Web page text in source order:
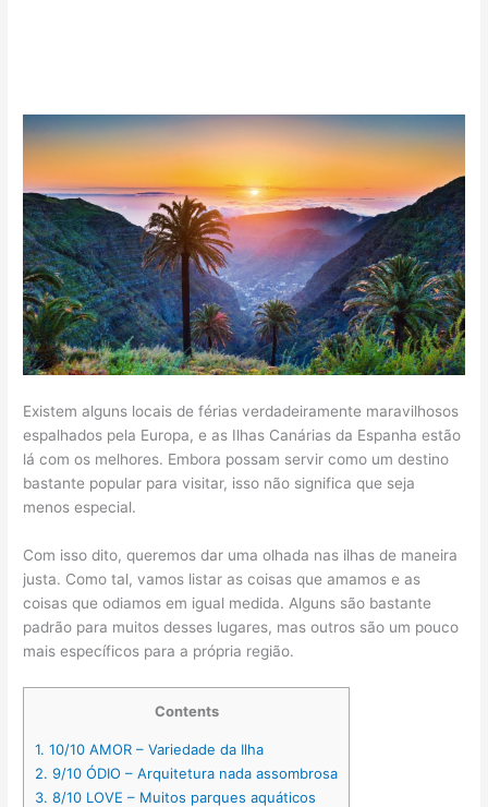
Existem alguns locais de férias verdadeiramente maravilhosos
espalhados pela Europa, e as Ilhas Canárias da Espanha estão
lá com os melhores. Embora possam servir como um destino
bastante popular para visitar, isso não significa que seja
menos especial.
Com isso dito, queremos dar uma olhada nas ilhas de maneira
justa. Como tal, vamos listar as coisas que amamos e as
coisas que odiamos em igual medida. Alguns são bastante
padrão para muitos desses lugares, mas outros são um pouco
mais específicos para a própria região.
Contents
1. 10/10 AMOR – Variedade da Ilha
2. 9/10 ÓDIO – Arquitetura nada assombrosa
3. 8/10 LOVE – Muitos parques aquáticos